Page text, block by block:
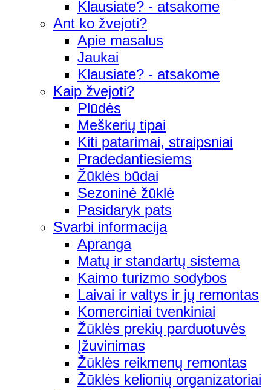
Klausiate? - atsakome
Ant ko žvejoti?
Apie masalus
Jaukai
Klausiate? - atsakome
Kaip žvejoti?
Plūdės
Meškerių tipai
Kiti patarimai, straipsniai
Pradedantiesiems
Žūklės būdai
Sezoninė žūklė
Pasidaryk pats
Svarbi informacija
Apranga
Matų ir standartų sistema
Kaimo turizmo sodybos
Laivai ir valtys ir jų remontas
Komerciniai tvenkiniai
Žūklės prekių parduotuvės
Įžuvinimas
Žūklės reikmenų remontas
Žūklės kelionių organizatoriai